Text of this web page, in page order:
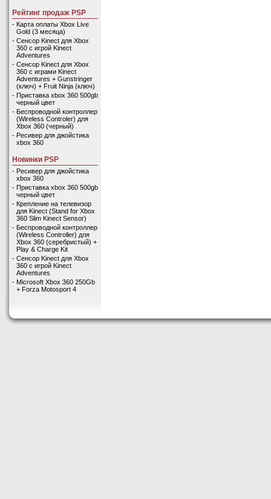
Рейтинг продаж PSP
- Карта оплаты Xbox Live
Gold (3 месяца)
- Сенсор Kinect для Xbox
360 с игрой Kinect
Adventures
- Сенсор Kinect для Xbox
360 с играми Kinect
Adventures + Gunstringer
(ключ) + Fruit Ninja (ключ)
- Приставка xbox 360 500gb
черный цвет
- Беспроводной контроллер
(Wireless Controler) для
Xbox 360 (черный)
- Ресивер для джойстика
xbox 360
Новинки PSP
- Ресивер для джойстика
xbox 360
- Приставка xbox 360 500gb
черный цвет
- Крепление на телевизор
для Kinect (Stand for Xbox
360 Slim Kinect Sensor)
- Беспроводной контроллер
(Wireless Controller) для
Xbox 360 (серебристый) +
Play & Charge Kit
- Сенсор Kinect для Xbox
360 с игрой Kinect
Adventures
- Microsoft Xbox 360 250Gb
+ Forza Motosport 4